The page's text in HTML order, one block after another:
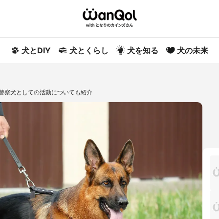
犬とDIY 犬とくらし 犬を知る 犬の未来
察犬としての活動についても紹介